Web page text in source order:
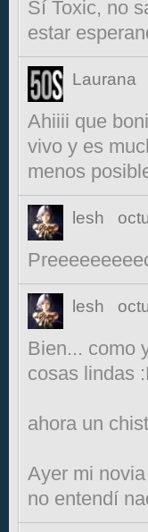
Sí Toxic, no
estar
Laurana
Ahiiii que
vivo y es
menos
lesh
lesh
Bien... como
cosas lindas
ahora un
Ayer mi
no entendí